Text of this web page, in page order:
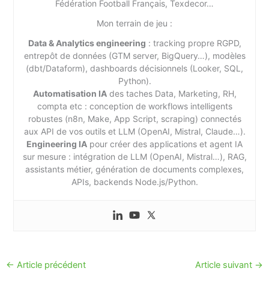
Fédération Football Français, Texdecor…
Mon terrain de jeu :
Data & Analytics engineering : tracking propre RGPD,
entrepôt de données (GTM server, BigQuery…), modèles
(dbt/Dataform), dashboards décisionnels (Looker, SQL,
Python).
Automatisation IAdes taches Data, Marketing, RH,
compta etc : conception de workflows intelligents
robustes (n8n, Make, App Script, scraping) connectés
aux API de vos outils et LLM (OpenAI, Mistral, Claude…).
Engineering IA pour créer des applications et agent IA
sur mesure : intégration de LLM (OpenAI, Mistral…), RAG,
assistants métier, génération de documents complexes,
APIs, backends Node.js/Python.
← Article précédent Article suivant →